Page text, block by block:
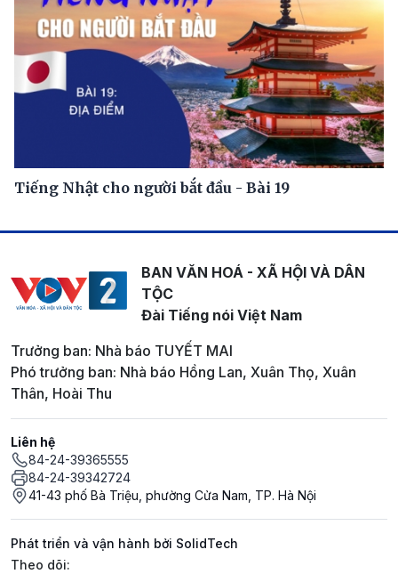
Tiếng Nhật cho người bắt đầu - Bài 19
BAN VĂN HOÁ - XÃ HỘI VÀ DÂN
TỘC
Đài Tiếng nói Việt Nam
Trưởng ban: Nhà báo TUYẾT MAI
Phó trưởng ban: Nhà báo Hồng Lan, Xuân Thọ, Xuân
Thân, Hoài Thu
Liên hệ
84-24-39365555
84-24-39342724
41-43 phố Bà Triệu, phường Cửa Nam, TP. Hà Nội
Phát triển và vận hành bởi SolidTech
Mạng xã hội
Theo dõi: